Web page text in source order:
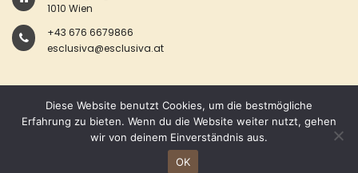
1010 Wien
+43 676 6679866
esclusiva@esclusiva.at
COPYRIGHT © ESCLUSIVA
Diese Website benutzt Cookies, um die bestmögliche
Erfahrung zu bieten. Wenn du die Website weiter nutzt, gehen
wir von deinem Einverständnis aus.
OK